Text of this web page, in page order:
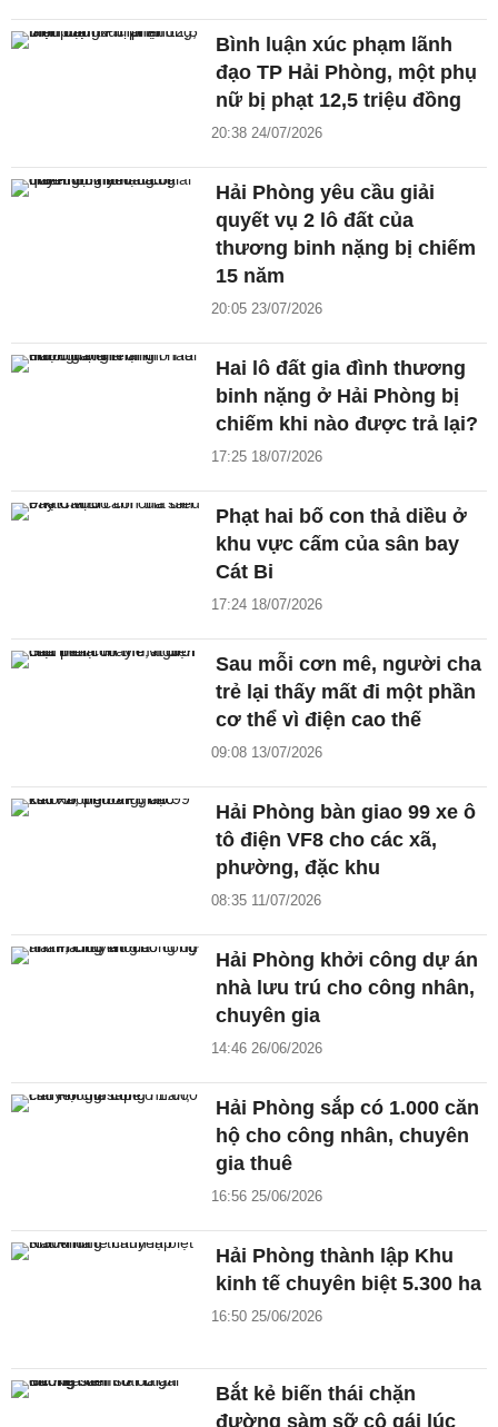
Bình luận xúc phạm lãnh
đạo TP Hải Phòng, một phụ
nữ bị phạt 12,5 triệu đồng
20:38 24/07/2026
Hải Phòng yêu cầu giải
quyết vụ 2 lô đất của
thương binh nặng bị chiếm
15 năm
20:05 23/07/2026
Hai lô đất gia đình thương
binh nặng ở Hải Phòng bị
chiếm khi nào được trả lại?
17:25 18/07/2026
Phạt hai bố con thả diều ở
khu vực cấm của sân bay
Cát Bi
17:24 18/07/2026
Sau mỗi cơn mê, người cha
trẻ lại thấy mất đi một phần
cơ thể vì điện cao thế
09:08 13/07/2026
Hải Phòng bàn giao 99 xe ô
tô điện VF8 cho các xã,
phường, đặc khu
08:35 11/07/2026
Hải Phòng khởi công dự án
nhà lưu trú cho công nhân,
chuyên gia
14:46 26/06/2026
Hải Phòng sắp có 1.000 căn
hộ cho công nhân, chuyên
gia thuê
16:56 25/06/2026
Hải Phòng thành lập Khu
kinh tế chuyên biệt 5.300 ha
16:50 25/06/2026
Bắt kẻ biến thái chặn
đường sàm sỡ cô gái lúc